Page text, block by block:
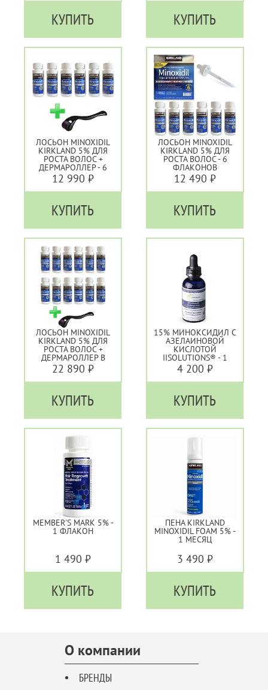
КУПИТЬ КУПИТЬ
ЛОСЬОН MINOXIDIL
KIRKLAND 5% ДЛЯ
РОСТА ВОЛОС +
ДЕРМАРОЛЛЕР - 6
ФЛАКОНОВ
12 990 ₽
КУПИТЬ
ЛОСЬОН MINOXIDIL
KIRKLAND 5% ДЛЯ
РОСТА ВОЛОС - 6
ФЛАКОНОВ
12 490 ₽
КУПИТЬ
ЛОСЬОН MINOXIDIL
KIRKLAND 5% ДЛЯ
РОСТА ВОЛОС +
ДЕРМАРОЛЛЕР В
ПОДАРОК - 12
ФЛАКОНОВ
22 890 ₽
КУПИТЬ
15% МИНОКСИДИЛ С
АЗЕЛАИНОВОЙ
КИСЛОТОЙ
IISOLUTIONS® - 1
МЕСЯЦ
4 200 ₽
КУПИТЬ
MEMBER'S MARK 5% -
1 ФЛАКОН
1 490 ₽
КУПИТЬ
ПЕНА KIRKLAND
MINOXIDIL FOAM 5% -
1 МЕСЯЦ
3 490 ₽
КУПИТЬ
О компании
БРЕНДЫ